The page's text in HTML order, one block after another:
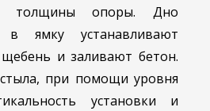
толщины опоры. Дно
в ямку устанавливают
и заливают бетон.
при помощи уровня
установки и